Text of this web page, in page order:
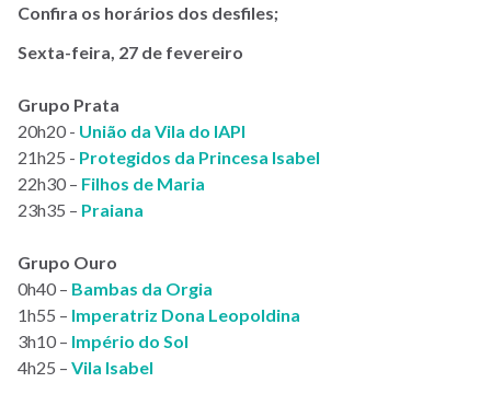
Confira os horários dos desfiles;
Sexta-feira, 27 de fevereiro
Grupo Prata
20h20 - União da Vila do IAPI
21h25 - Protegidos da Princesa Isabel
22h30 – Filhos de Maria
23h35 – Praiana
Grupo Ouro
0h40 – Bambas da Orgia
1h55 – Imperatriz Dona Leopoldina
3h10 – Império do Sol
4h25 – Vila Isabel